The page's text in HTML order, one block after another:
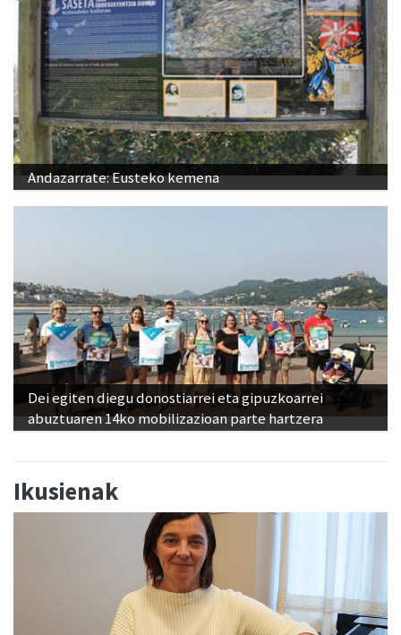
Andazarrate: Eusteko kemena
Dei egiten diegu donostiarrei eta gipuzkoarrei
abuztuaren 14ko mobilizazioan parte hartzera
Ikusienak